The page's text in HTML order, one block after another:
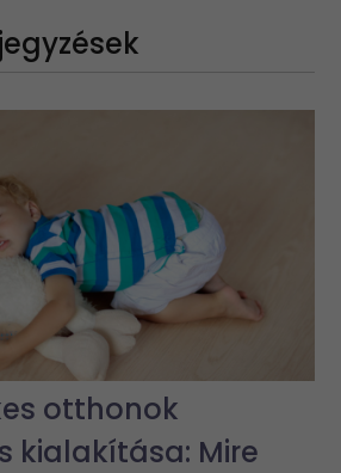
otthonok
kialakítása: Mire